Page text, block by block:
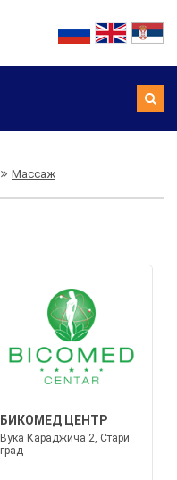
Массаж
БИКОМЕД ЦЕНТР
Вука Караджича 2, Стари
град